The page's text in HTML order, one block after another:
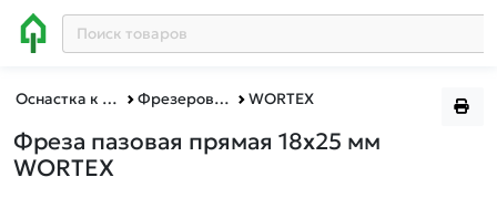
Оснастка к электроинструменту Фрезерование WORTEX
Фреза пазовая прямая 18х25 мм
WORTEX